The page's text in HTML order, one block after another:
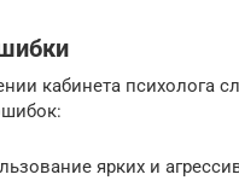
кабинета психолога
ярких и